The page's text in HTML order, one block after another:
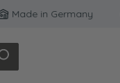
in Germany